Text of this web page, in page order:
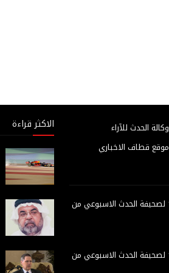
وكالة الحدث للآراء
موقع قطاف الاخباري
صدور العدد 183 لصحيفة الحدث الاسبوعي من
صدور العدد 182 لصحيفة الحدث الاسبوعي من
الاكثر قراءة